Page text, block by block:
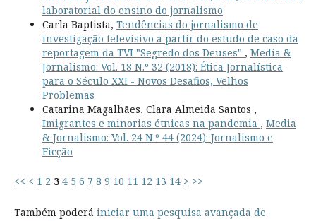
laboratorial do ensino do jornalismo
Carla Baptista, Tendências do jornalismo de
investigação televisivo a partir do estudo de caso da
reportagem da TVI "Segredo dos Deuses" , Media &
Jornalismo: Vol. 18 N.º 32 (2018): Ética Jornalística
para o Século XXI - Novos Desafios, Velhos
Problemas
Catarina Magalhães, Clara Almeida Santos ,
Imigrantes e minorias étnicas na pandemia , Media
& Jornalismo: Vol. 24 N.º 44 (2024): Jornalismo e
Ficção
<< < 1 2 3 4 5 6 7 8 9 10 11 12 13 14 > >>
Também poderá iniciar uma pesquisa avançada de